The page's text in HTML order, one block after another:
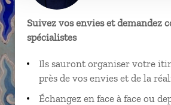
Suivez vos envies et demandez
spécialistes
Ils sauront organiser votre
près de vos envies et de la
Échangez en face à face ou